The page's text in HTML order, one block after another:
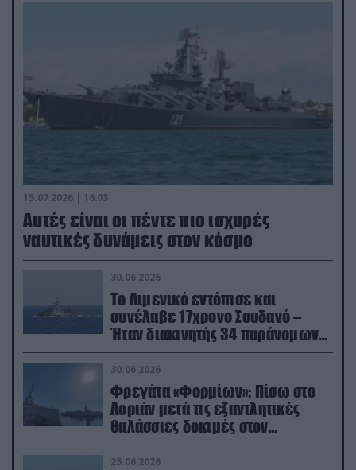
15.07.2026 | 16:03
Aυτές είναι οι πέντε πιο ισχυρές
ναυτικές δυνάμεις στον κόσμο
30.06.2026
Το Λιμενικό εντόπισε και
συνέλαβε 17χρονο Σουδανό –
Ήταν διακινητής 34 παράνομων
μεταναστών
30.06.2026
Φρεγάτα «Φορμίων»: Πίσω στο
Λοριάν μετά τις εξαντλητικές
θαλάσσιες δοκιμές στον
απαιτητικό Βισκαϊκό
25.06.2026